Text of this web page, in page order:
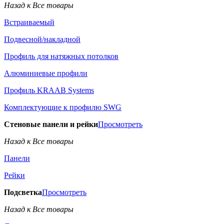
Назад к Все товары
Встраиваемый
Подвесной/накладной
Профиль для натяжных потолков
Алюминиевые профили
Профиль KRAAB Systems
Комплектующие к профилю SWG
Стеновые панели и рейкиПросмотреть
Назад к Все товары
Панели
Рейки
ПодсветкаПросмотреть
Назад к Все товары